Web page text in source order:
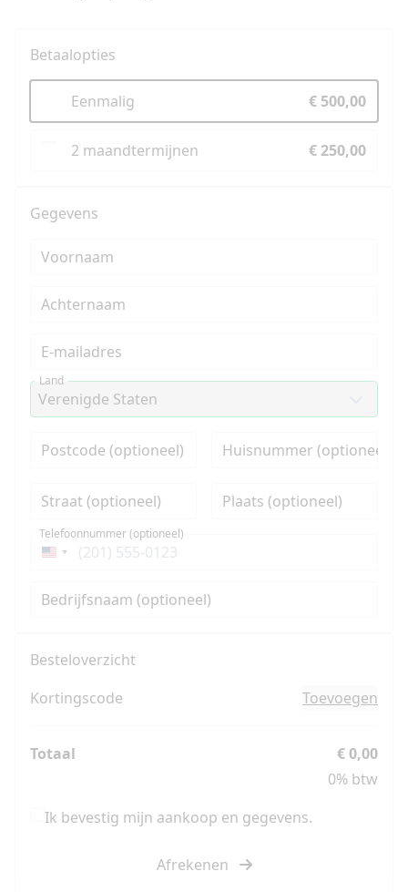
Betaalopties
Eenmalig € 500,00
2 maandtermijnen € 250,00
Gegevens
Voornaam
Achternaam
E-mailadres
Land
Postcode (optioneel) Huisnummer (optioneel)
Straat (optioneel) Plaats (optioneel)
Verenigde
+1
Telefoonnummer (optioneel)
Bedrijfsnaam (optioneel)
Besteloverzicht
Kortingscode
Toevoegen
Totaal
€ 0,00
0% btw
Ik bevestig mijn aankoop en gegevens.
Afrekenen